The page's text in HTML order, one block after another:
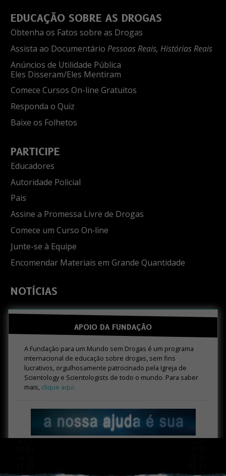
EDUCAÇÃO SOBRE AS DROGAS
Obtenha os Fatos sobre as Drogas
Assista ao Documentário Pessoas Reais, Histórias Reais
Anúncios de Utilidade Pública
Eles Disseram/Eles Mentiram
Comece Cursos On-line Gratuitos
Responda o Quiz
Baixe os Folhetos
PARTICIPE
Educadores
Autoridade Policial
Pais
Assine a Promessa Livre de Drogas
Comece um Curso On‑line
Junte-se à Equipe
Encomendar Materiais em Grande Quantidade
NOTÍCIAS
APOIO DA FUNDAÇÃO
A Fundação para um Mundo sem Drogas é um programa
internacional de educação sobre drogas, sem fins
lucrativos, orgulhosamente patrocinado pela Igreja de
Scientology e Scientologists de todo o mundo. Para saber
mais, clique aqui.